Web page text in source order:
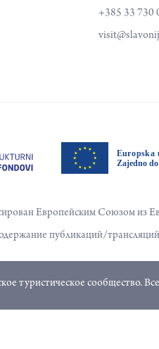
+385 33 730
Европейским Союзом из
публикаций/
туристическое сообщество.